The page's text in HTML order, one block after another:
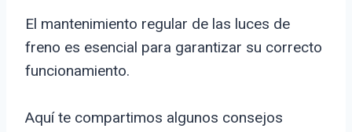
El mantenimiento regular de las luces de
freno es esencial para garantizar su correcto
funcionamiento.
Aquí te compartimos algunos consejos